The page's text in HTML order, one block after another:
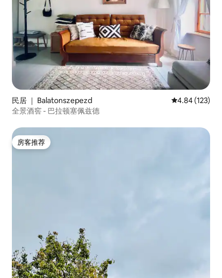
民居 ｜ Balatonszepezd 平均评分 4.84
4.84 (123)
全景酒窖 - 巴拉顿塞佩兹德
房客推荐
房客推荐